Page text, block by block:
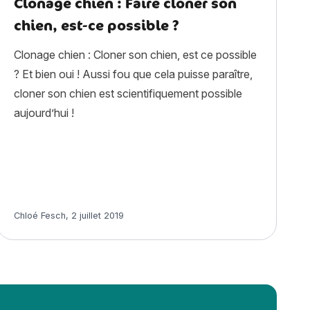
chien, est-ce possible ?
Clonage chien : Cloner son chien, est ce possible
? Et bien oui ! Aussi fou que cela puisse paraître,
cloner son chien est scientifiquement possible
aujourd’hui !
Article rédigé par
Chloé Fesch, 2 juillet 2019